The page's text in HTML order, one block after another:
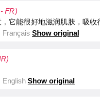
FR)
它能很好地滋润肌肤，吸
Français Show original
English Show original